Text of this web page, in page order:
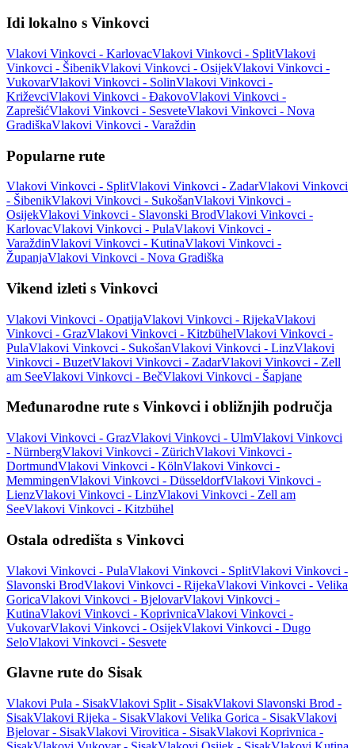
Idi lokalno s Vinkovci
Vlakovi Vinkovci - KarlovacVlakovi Vinkovci - SplitVlakovi
Vinkovci - ŠibenikVlakovi Vinkovci - OsijekVlakovi Vinkovci -
VukovarVlakovi Vinkovci - SolinVlakovi Vinkovci -
KriževciVlakovi Vinkovci - ĐakovoVlakovi Vinkovci -
ZaprešićVlakovi Vinkovci - SesveteVlakovi Vinkovci - Nova
GradiškaVlakovi Vinkovci - Varaždin
Popularne rute
Vlakovi Vinkovci - SplitVlakovi Vinkovci - ZadarVlakovi Vinkovci
- ŠibenikVlakovi Vinkovci - SukošanVlakovi Vinkovci -
OsijekVlakovi Vinkovci - Slavonski BrodVlakovi Vinkovci -
KarlovacVlakovi Vinkovci - PulaVlakovi Vinkovci -
VaraždinVlakovi Vinkovci - KutinaVlakovi Vinkovci -
ŽupanjaVlakovi Vinkovci - Nova Gradiška
Vikend izleti s Vinkovci
Vlakovi Vinkovci - OpatijaVlakovi Vinkovci - RijekaVlakovi
Vinkovci - GrazVlakovi Vinkovci - KitzbühelVlakovi Vinkovci -
PulaVlakovi Vinkovci - SukošanVlakovi Vinkovci - LinzVlakovi
Vinkovci - BuzetVlakovi Vinkovci - ZadarVlakovi Vinkovci - Zell
am SeeVlakovi Vinkovci - BečVlakovi Vinkovci - Šapjane
Međunarodne rute s Vinkovci i obližnjih područja
Vlakovi Vinkovci - GrazVlakovi Vinkovci - UlmVlakovi Vinkovci
- NürnbergVlakovi Vinkovci - ZürichVlakovi Vinkovci -
DortmundVlakovi Vinkovci - KölnVlakovi Vinkovci -
MemmingenVlakovi Vinkovci - DüsseldorfVlakovi Vinkovci -
LienzVlakovi Vinkovci - LinzVlakovi Vinkovci - Zell am
SeeVlakovi Vinkovci - Kitzbühel
Ostala odredišta s Vinkovci
Vlakovi Vinkovci - PulaVlakovi Vinkovci - SplitVlakovi Vinkovci -
Slavonski BrodVlakovi Vinkovci - RijekaVlakovi Vinkovci - Velika
GoricaVlakovi Vinkovci - BjelovarVlakovi Vinkovci -
KutinaVlakovi Vinkovci - KoprivnicaVlakovi Vinkovci -
VukovarVlakovi Vinkovci - OsijekVlakovi Vinkovci - Dugo
SeloVlakovi Vinkovci - Sesvete
Glavne rute do Sisak
Vlakovi Pula - SisakVlakovi Split - SisakVlakovi Slavonski Brod -
SisakVlakovi Rijeka - SisakVlakovi Velika Gorica - SisakVlakovi
Bjelovar - SisakVlakovi Virovitica - SisakVlakovi Koprivnica -